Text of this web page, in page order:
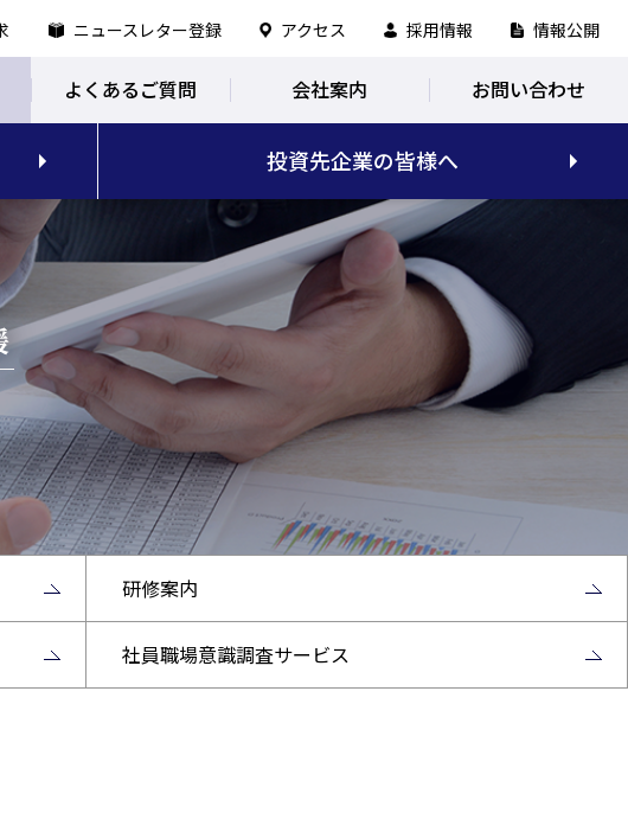
ニュースレター登録 アクセス 採用情報 情報公開
よくあるご質問 会社案内 お問い合わせ
投資先企業の皆様へ
研修案内
社員職場意識調査サービス